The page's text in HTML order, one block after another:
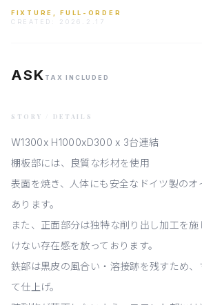
FIXTURE, FULL-ORDER
CREATED:
2026.2.17
ASK TAX INCLUDED
STORY / DETAILS
W1300x H1000xD300 x 3台連結
棚板部には、良質な杉材を使用
表面を焼き、人体にも安全なドイツ製のオ
あります。
また、正面部分は独特な削り出し加工を
けない存在感を放っております。
鉄部は黒皮の風合い・溶接跡を残すため
て仕上げ。